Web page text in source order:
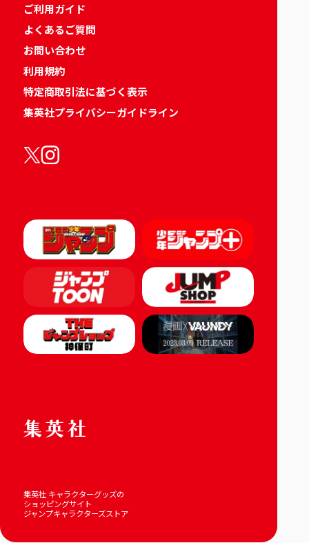
ご利用ガイド
よくあるご質問
お問い合わせ
利用規約
特定商取引法に基づく表示
集英社プライバシーガイドライン
集英社 キャラクターグッズの
ショッピングサイト
ジャンプキャラクターズストア